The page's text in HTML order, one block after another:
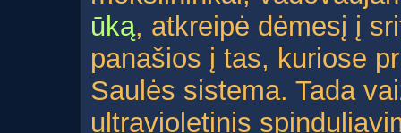
ūką, atkreipė dėmesį į
panašios į tas, kuriose
Saulės sistema. Tada
ultravioletinis